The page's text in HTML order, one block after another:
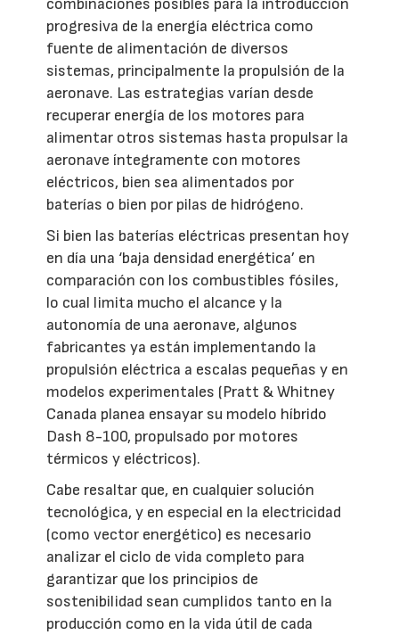
combinaciones posibles para la introducción
progresiva de la energía eléctrica como
fuente de alimentación de diversos
sistemas, principalmente la propulsión de la
aeronave. Las estrategias varían desde
recuperar energía de los motores para
alimentar otros sistemas hasta propulsar la
aeronave íntegramente con motores
eléctricos, bien sea alimentados por
baterías o bien por pilas de hidrógeno.
Si bien las baterías eléctricas presentan hoy
en día una ‘baja densidad energética’ en
comparación con los combustibles fósiles,
lo cual limita mucho el alcance y la
autonomía de una aeronave, algunos
fabricantes ya están implementando la
propulsión eléctrica a escalas pequeñas y en
modelos experimentales (Pratt & Whitney
Canada planea ensayar su modelo híbrido
Dash 8-100, propulsado por motores
térmicos y eléctricos).
Cabe resaltar que, en cualquier solución
tecnológica, y en especial en la electricidad
(como vector energético) es necesario
analizar el ciclo de vida completo para
garantizar que los principios de
sostenibilidad sean cumplidos tanto en la
producción como en la vida útil de cada